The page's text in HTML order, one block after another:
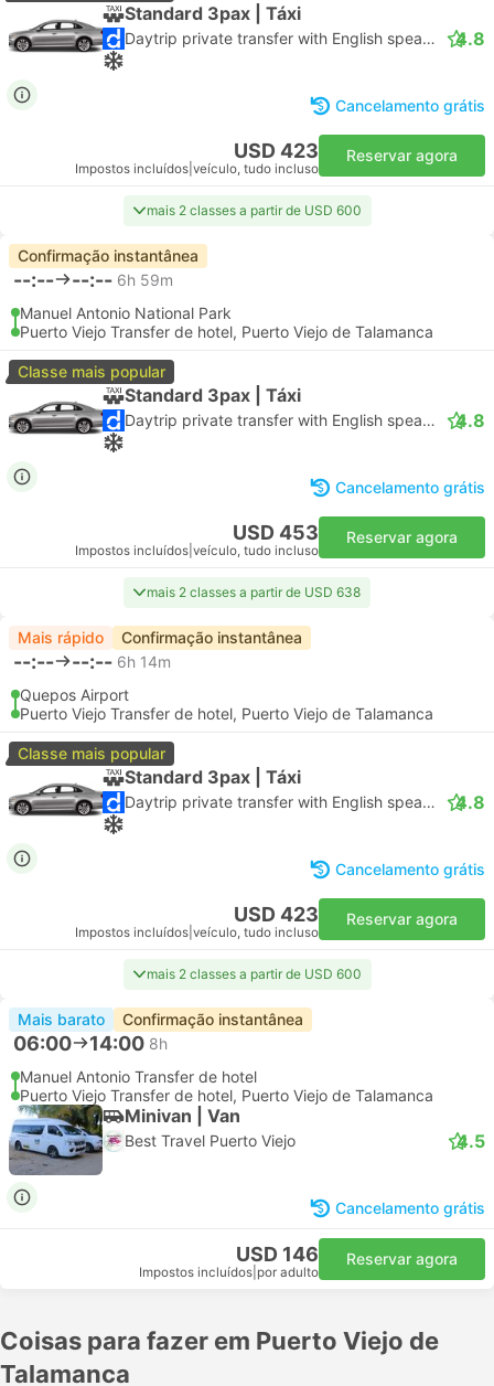
Standard 3pax | Táxi
Daytrip private transfer with English speaking driver 4.8
Cancelamento grátis
USD 423
Impostos incluídos veículo, tudo incluso
Reservar agora
mais 2 classes a partir de USD 600
Confirmação instantânea
--:-- --:-- 6h 59m
Manuel Antonio National Park
Puerto Viejo Transfer de hotel, Puerto Viejo de Talamanca
Classe mais popular
Standard 3pax | Táxi
Daytrip private transfer with English speaking driver 4.8
Cancelamento grátis
USD 453
Impostos incluídos veículo, tudo incluso
Reservar agora
mais 2 classes a partir de USD 638
Mais rápido Confirmação instantânea
--:-- --:-- 6h 14m
Quepos Airport
Puerto Viejo Transfer de hotel, Puerto Viejo de Talamanca
Classe mais popular
Standard 3pax | Táxi
Daytrip private transfer with English speaking driver 4.8
Cancelamento grátis
USD 423
Impostos incluídos veículo, tudo incluso
Reservar agora
mais 2 classes a partir de USD 600
Mais barato Confirmação instantânea
06:00 14:00 8h
Manuel Antonio Transfer de hotel
Puerto Viejo Transfer de hotel, Puerto Viejo de Talamanca
Minivan | Van
Best Travel Puerto Viejo 4.5
Cancelamento grátis
USD 146
Impostos incluídos por adulto
Reservar agora
Coisas para fazer em Puerto Viejo de
Talamanca